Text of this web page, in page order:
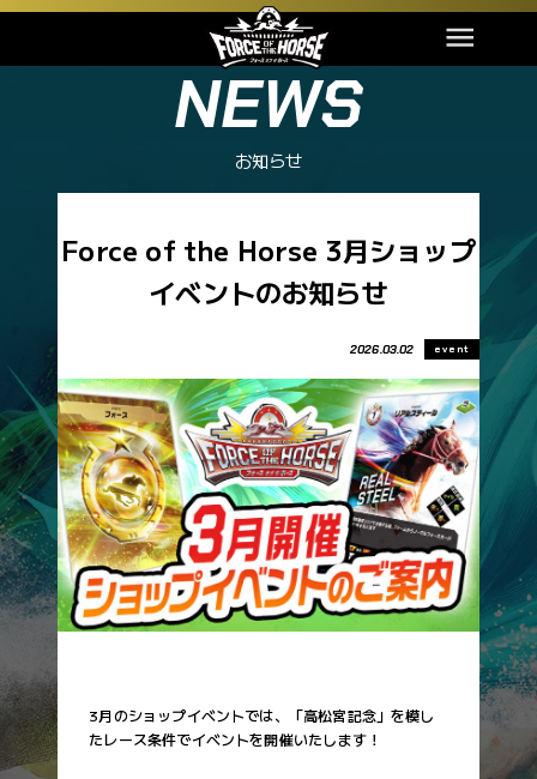
NEWS
お知らせ
Force of the Horse 3月ショップ
イベントのお知らせ
2026.03.02 event
3月のショップイベントでは、「高松宮記念」を模し
たレース条件でイベントを開催いたします！
カードNo.
カード名
SDF-17
チェルヴィニア
SDF-24
ブエナビスタ
SDF-26
リスグラシュー
SDF-28
バトルボーン
SDF-29
スタニングローズ
SDF-30
ブレイディヴェーグ
SDF-31
クロノジェネシス
SDF-36
レイデオロ
SDF-38
スルーセブンシーズ
カードNo.
カード名
SDF-001
ディアンドル
SDF-002
コントラチェック
SDF-003
ママコチャ
SDF-005
スリープレスナイト
SDF-006
ステルヴィオ
SDF-007
ローブティサージュ
SDF-011
シャイニングレイ
札幌
新潟
東京
中山
中京
京都
小倉
良
稍重
不良
良
稍重
重
不良
稍重
1200m
（芝・短）
（芝・マ）
1800m
（芝・マ）
2000m
（芝・中）
2200m
（芝・中）
2400m
（芝・中）
2500m
（芝・中）
3000m
3200m
（芝・長）